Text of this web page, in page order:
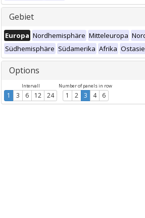
Gebiet
Europa Nordhemisphäre Mitteleuropa
Südhemisphäre Südamerika Afrika
Options
Intervall
1 3 6 12 24
Number of panels in row
1 2 3 4 6